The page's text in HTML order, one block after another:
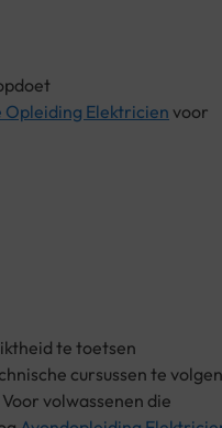
Opleiding Elektricien voor
te toetsen
cursussen te
volwassenen die